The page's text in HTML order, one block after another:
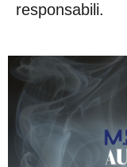
responsabili.